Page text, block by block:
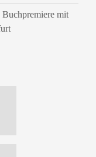
Buchpremiere mit